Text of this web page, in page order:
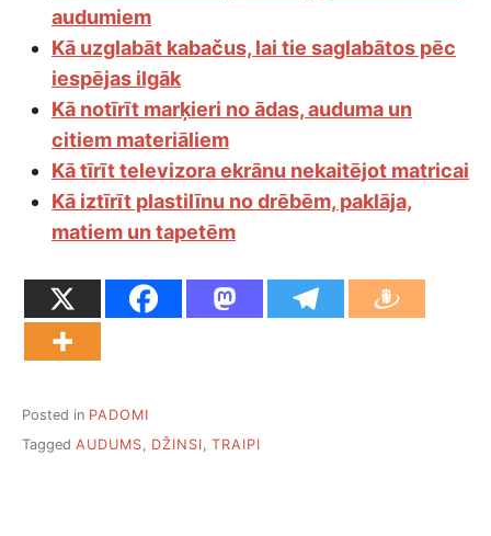
audumiem
Kā uzglabāt kabačus, lai tie saglabātos pēc
iespējas ilgāk
Kā notīrīt marķieri no ādas, auduma un
citiem materiāliem
Kā tīrīt televizora ekrānu nekaitējot matricai
Kā iztīrīt plastilīnu no drēbēm, paklāja,
matiem un tapetēm
Posted in PADOMI
Tagged AUDUMS DŽINSI TRAIPI